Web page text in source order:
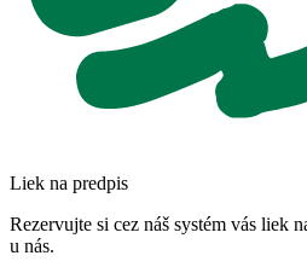
Liek na predpis
Rezervujte si cez náš systém vás liek
u nás.